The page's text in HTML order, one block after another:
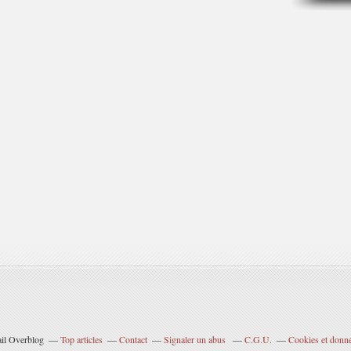
Overblog Top articles Contact Signaler un abus C.G.U. Cookies et